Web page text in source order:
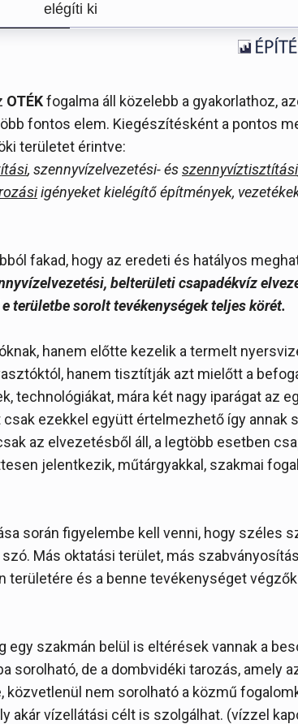
elégíti ki
OTÉKfogalma áll közelebb a gyakorlathoz,
fontos elem. Kiegészítésként a pontos
területet érintve:
, szennyvízelvezetési- ésszennyvíztisztítási
igényeket kielégítő építmények,
fakad, hogy az eredeti és hatályos
belterületi csapadékvíz
területbe sorolt tevékenységek teljes körét.
hanem előtte kezelik a termelt
hanem tisztítják azt mielőtt a
technológiákat, mára két nagy iparágat az
ezekkel együtt értelmezhető így annak
az elvezetésből áll, a legtöbb esetben
jelentkezik, műtárgyakkal, szakmai
során figyelembe kell venni, hogy széles
Más oktatási terület, más
területére és a benne tevékenységet
egy szakmán belül is eltérések vannak a
sorolható, de a dombvidéki tarozás, amely
nem sorolható a közmű
akár vízellátási célt is szolgálhat. (vízzel